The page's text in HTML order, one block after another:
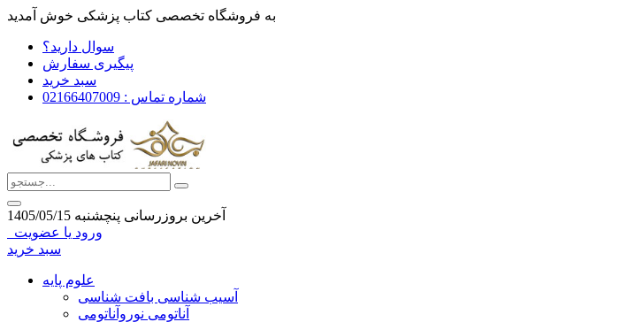
به فروشگاه تخصصی کتاب پزشکی خوش آمدید
سوال دارید؟
پیگیری سفارش
سبد خرید
شماره تماس : 02166407009
آخرین بروزرسانی پنچشنبه 1405/05/15
ورود یا عضویت
سبد خرید
علوم پایه
آسیب شناسی بافت شناسی
آناتومی نوروآناتومی